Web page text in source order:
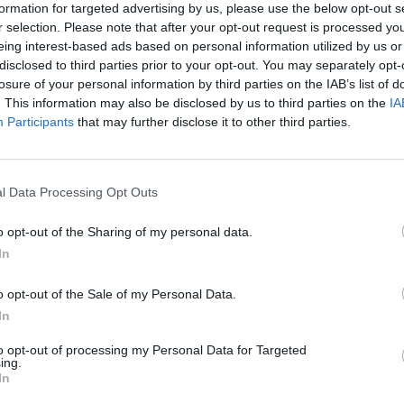
for targeted advertising by us, please use the below opt-out
selection. Please note that after your opt-out request is processed
interest-based ads based on personal information utilized by us
to third parties prior to your opt-out. You may separately
of your personal information by third parties on the IAB’s list of
This information may also be disclosed by us to third parties on the
Participants that may further disclose it to other third parties.
Data Processing Opt Outs
opt-out of the Sharing of my personal data.
opt-out of the Sale of my Personal Data.
opt-out of processing my Personal Data for Targeted
milliárdos amerikai befektető szerdán azt
be a Hill.
hogy az elmúlt 12 napban a piac [...] nagyon meg van
ki Stanley Druckenmiller a Bloombergnek. Hozzátette,
a kriptóban, sőt, még a DJT-ben, [Trump] közösségi médiás
portfolio.hu hírarchívumához tartozik, melynek olvasása